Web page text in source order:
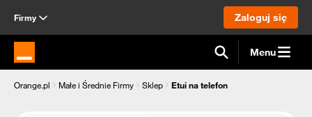
Firmy Zaloguj się
Strona główna Orange.pl Menu
Orange.pl Małe i Średnie Firmy Sklep Etui na telefon